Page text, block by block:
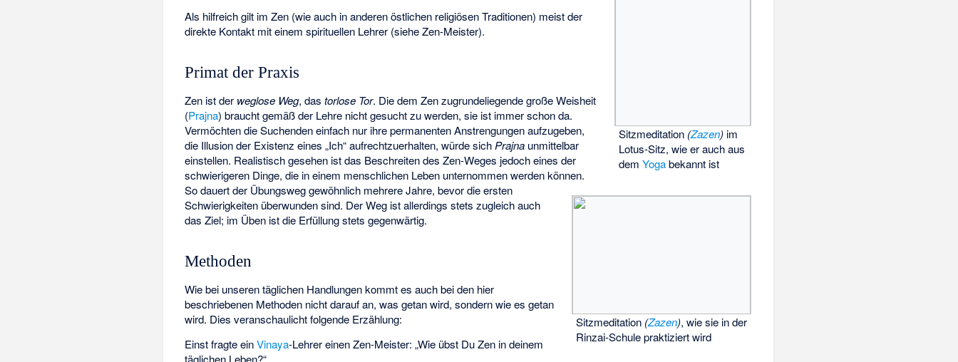
Sitzmeditation (Zazen) im
Lotus-Sitz, wie er auch aus
demYogabekannt ist
Sitzmeditation (Zazen), wie sie in der
Rinzai-Schule praktiziert wird
Als hilfreich gilt im Zen (wie auch in anderen östlichen religiösen Traditionen) meist der
direkte Kontakt mit einemspirituellen Lehrer (sieheZen-Meister).
Primat der Praxis
Zen ist der weglose Weg, dastorlose Tor. Die dem Zen zugrundeliegende große Weisheit
(Prajna) braucht gemäß der Lehre nicht gesucht zu werden, sie ist immer schon da.
Vermöchten die Suchenden einfach nur ihre permanenten Anstrengungen aufzugeben,
die Illusion der Existenz eines „Ich“ aufrechtzuerhalten, würde sich Prajna unmittelbar
einstellen. Realistisch gesehen ist das Beschreiten des Zen-Weges jedoch eines der
schwierigeren Dinge, die in einem menschlichen Leben unternommen werden können.
So dauert der Übungsweg gewöhnlich mehrere Jahre, bevor die ersten
Schwierigkeiten überwunden sind. Der Weg ist allerdings stets zugleich auch
das Ziel; im Üben ist die Erfüllung stets gegenwärtig.
Methoden
Wie bei unseren täglichen Handlungen kommt es auch bei den hier
beschriebenen Methoden nicht darauf an, was getan wird, sondern wie es getan
wird. Dies veranschaulicht folgende Erzählung:
Einst fragte einVinaya-Lehrer einen Zen-Meister: „Wie übst Du Zen in deinem
täglichen Leben?“